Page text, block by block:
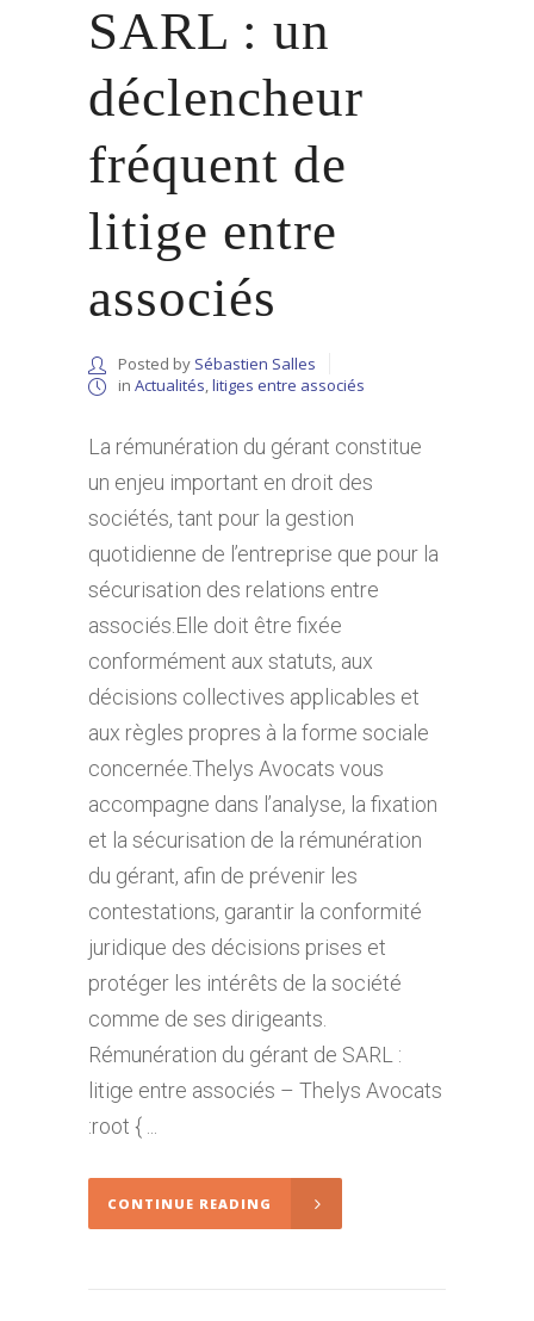
SARL : un
déclencheur
fréquent de
litige entre
associés
Posted by Sébastien Salles
in Actualités,litiges entre associés
La rémunération du gérant constitue
un enjeu important en droit des
sociétés, tant pour la gestion
quotidienne de l’entreprise que pour la
sécurisation des relations entre
associés.Elle doit être fixée
conformément aux statuts, aux
décisions collectives applicables et
aux règles propres à la forme sociale
concernée.Thelys Avocats vous
accompagne dans l’analyse, la fixation
et la sécurisation de la rémunération
du gérant, afin de prévenir les
contestations, garantir la conformité
juridique des décisions prises et
protéger les intérêts de la société
comme de ses dirigeants.
Rémunération du gérant de SARL :
litige entre associés – Thelys Avocats
:root { ...
CONTINUE READING